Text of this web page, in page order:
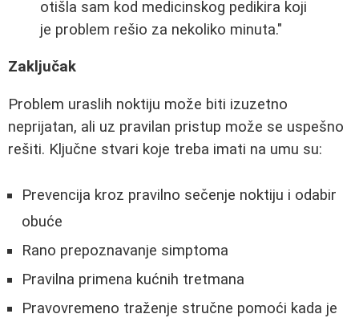
otišla sam kod medicinskog pedikira koji
je problem rešio za nekoliko minuta."
Zaključak
Problem uraslih noktiju može biti izuzetno
neprijatan, ali uz pravilan pristup može se uspešno
rešiti. Ključne stvari koje treba imati na umu su:
Prevencija kroz pravilno sečenje noktiju i odabir
obuće
Rano prepoznavanje simptoma
Pravilna primena kućnih tretmana
Pravovremeno traženje stručne pomoći kada je